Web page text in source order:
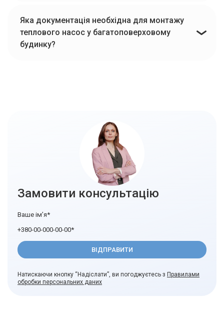
Яка документація необхідна для монтажу
теплового насос у багатоповерховому
будинку?
Замовити консультацію
Натискаючи кнопку “Надіслати”, ви погоджуєтесь з Правилами
обробки персональних даних